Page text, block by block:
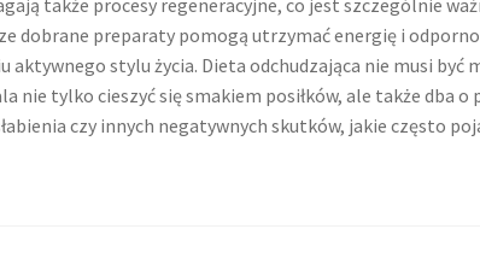
dobrane preparaty pomogą utrzymać energię i
stylu życia. Dieta odchudzająca nie musi być
nie tylko cieszyć się smakiem posiłków, ale także dba
czy innych negatywnych skutków, jakie często